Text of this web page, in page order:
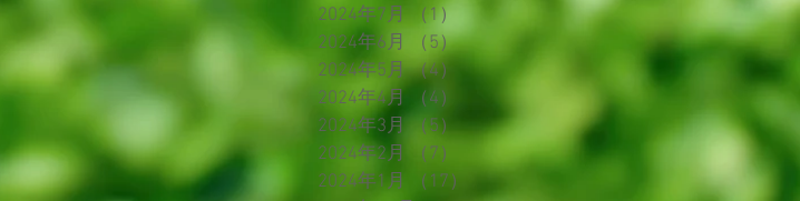
2024年7月
（1）
2024年6月
（5）5件の記事
2024年5月 （4）
4件の記事
2024年4月
（4）
2024年3月
（5）5件の記事
2024年2月
（7）
7件の記事
2024年1月
（17）
17件の記事